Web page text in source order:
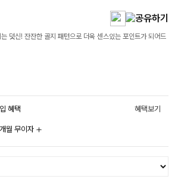
덧신! 잔잔한 골지 패턴으로 더욱 센스있는 포인트가 되어드
혜택 혜택보기
월 무이자